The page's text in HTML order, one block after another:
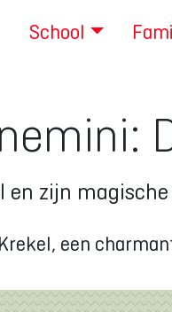
School
en zijn
een